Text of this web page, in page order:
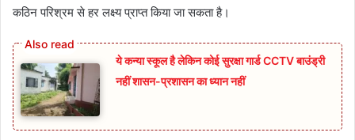
कठिन परिश्रम से हर लक्ष्य प्राप्त किया जा सकता है।
ये कन्या स्कूल है लेकिन कोई सुरक्षा गार्ड CCTV बाउंड्री
नहीं शासन-प्रशासन का ध्यान नहीं